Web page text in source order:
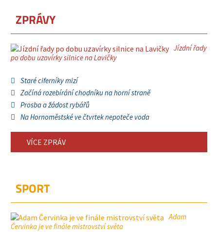
ZPRÁVY
Jízdní řady
po dobu uzavírky silnice na Lavičky
Staré ciferníky mizí
Začíná rozebírání chodníku na horní straně
Prosba a žádost rybářů
Na Hornoměstské ve čtvrtek nepoteče voda
VÍCE ZPRÁV
SPORT
Adam
Červinka je ve finále mistrovství světa